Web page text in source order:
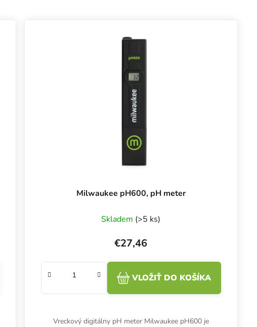
Milwaukee pH600, pH meter
Skladem (>5 ks)
€27,46
VLOŽIŤ DO KOŠÍKA
Vreckový digitálny pH meter Milwaukee pH600 je